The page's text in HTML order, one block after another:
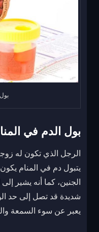
بول الدم في
الرجل الذي تكون له
يتبول دم في المنام
الجنين، كما أنه يشير
شديدة قد تصل إلى حد
يعبر عن سوء السمعة